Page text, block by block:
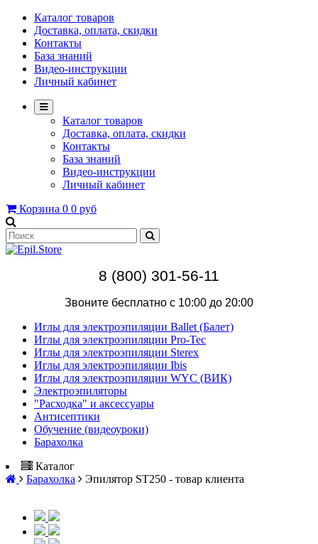
Каталог товаров
Доставка, оплата, скидки
Контакты
База знаний
Видео-инструкции
Личный кабинет
Каталог товаров
Доставка, оплата, скидки
Контакты
База знаний
Видео-инструкции
Личный кабинет
Корзина 0 0 руб
8 (800) 301-56-11
Звоните бесплатно с 10:00 до 20:00
Иглы для электроэпиляции Ballet (Балет)
Иглы для электроэпиляции Pro-Tec
Иглы для электроэпиляции Sterex
Иглы для электроэпиляции Ibis
Иглы для электроэпиляции WYC (ВИК)
Электроэпиляторы
"Расходка" и аксессуары
Антисептики
Обучение (видеоуроки)
Барахолка
Каталог
Барахолка
Эпилятор ST250 - товар клиента